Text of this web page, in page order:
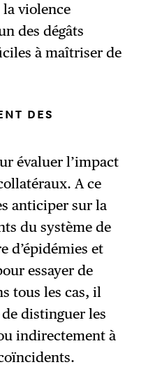
violence
des dégâts
à maîtriser de
DES
évaluer l’impact
A ce
anticiper sur la
du système de
d’épidémies et
essayer de
tous les cas, il
distinguer les
indirectement à